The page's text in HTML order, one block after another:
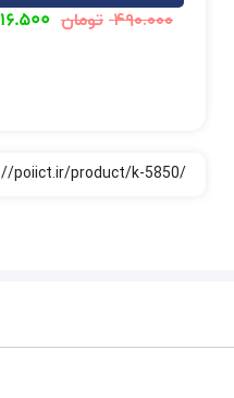
۴۹۰.۰۰۰ تومان